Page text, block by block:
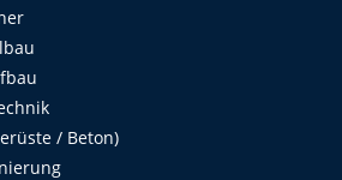
/ Beton)